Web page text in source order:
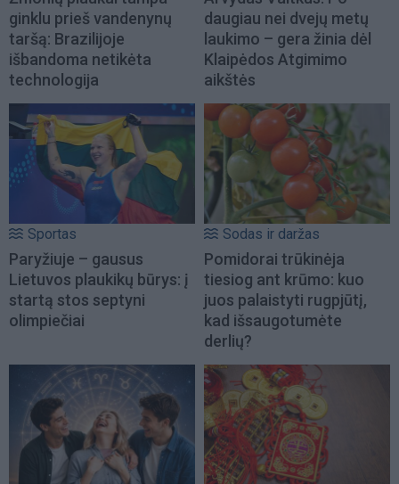
ginklu prieš vandenynų
taršą: Brazilijoje
išbandoma netikėta
technologija
daugiau nei dvejų metų
laukimo – gera žinia dėl
Klaipėdos Atgimimo
aikštės
Sportas
Paryžiuje – gausus
Lietuvos plaukikų būrys: į
startą stos septyni
olimpiečiai
Sodas ir daržas
Pomidorai trūkinėja
tiesiog ant krūmo: kuo
juos palaistyti rugpjūtį,
kad išsaugotumėte
derlių?